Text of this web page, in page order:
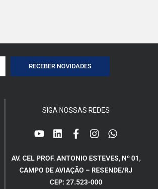
RECEBER NOVIDADES
SIGA NOSSAS REDES
AV. CEL PROF. ANTONIO ESTEVES, Nº 01,
CAMPO DE AVIAÇÃO – RESENDE/RJ
CEP: 27.523-000